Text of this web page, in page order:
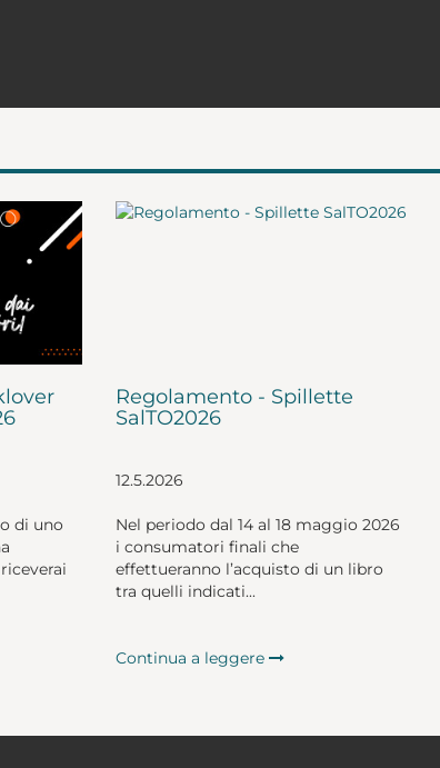
di uno
Regolamento - Spillette
SalTO2026
12.5.2026
Nel periodo dal 14 al 18 maggio 2026
i consumatori finali che
effettueranno l’acquisto di un libro
tra quelli indicati...
Continua a leggere